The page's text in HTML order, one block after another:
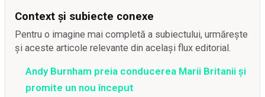
Context și subiecte conexe
Pentru o imagine mai completă a subiectului, urmărește
și aceste articole relevante din același flux editorial.
Andy Burnham preia conducerea Marii Britanii și
promite un nou început